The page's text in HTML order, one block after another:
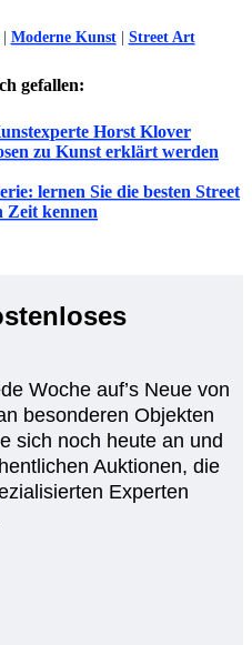
Moderne Kunst| Street Art
gefallen:
Horst Klover
zu Kunst erklärt werden
lernen Sie die besten Street
Zeit kennen
Woche auf’s Neue von
besonderen Objekten
sich noch heute an und
Auktionen, die
Experten